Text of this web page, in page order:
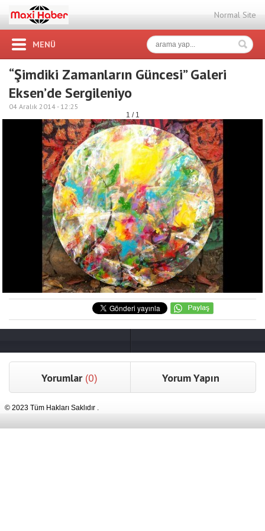
Normal Site
MENÜ
“Şimdiki Zamanların Güncesi” Galeri
Eksen’de Sergileniyo
04 Aralık 2014 - 12:25
1 / 1
Yorumlar (0) Yorum Yapın
© 2023 Tüm Hakları Saklıdır .